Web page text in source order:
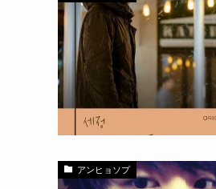
アンヒョソプ